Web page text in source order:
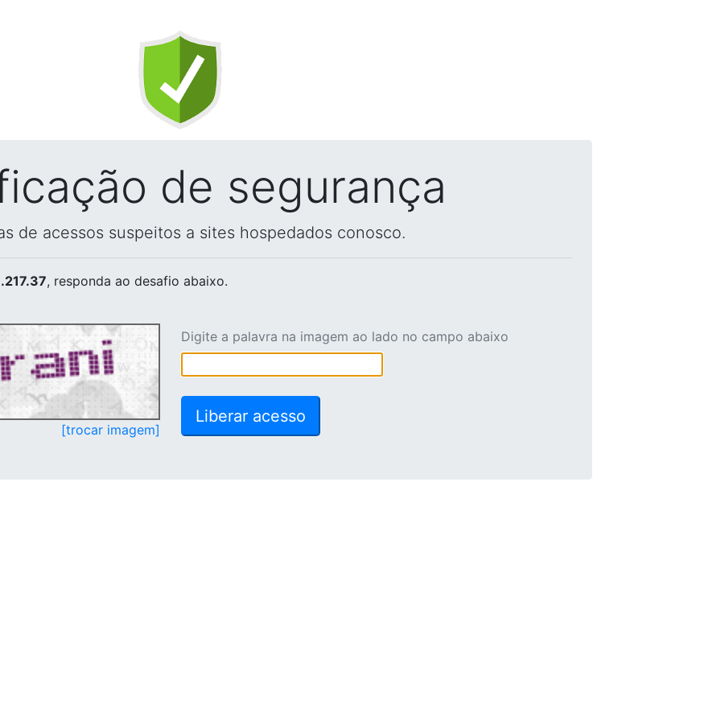
de segurança
de acessos suspeitos a sites hospedados conosco.
, responda ao desafio abaixo.
[trocar imagem]
Digite a palavra na imagem ao lado no campo abaixo